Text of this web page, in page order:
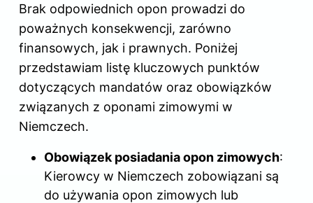
Brak odpowiednich opon prowadzi do
poważnych konsekwencji, zarówno
finansowych, jak i prawnych. Poniżej
przedstawiam listę kluczowych punktów
dotyczących mandatów oraz obowiązków
związanych z oponami zimowymi w
Niemczech.
Obowiązek posiadania opon zimowych:
Kierowcy w Niemczech zobowiązani są
do używania opon zimowych lub